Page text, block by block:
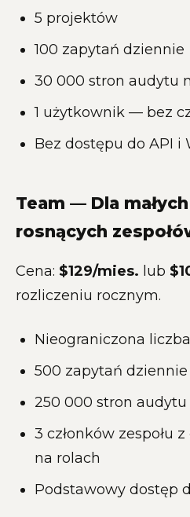
5 projektów
100 zapytań dziennie
30 000 stron audytu
1 użytkownik — bez
Bez dostępu do API i
Team — Dla
rosnących
Cena: $129/mies. lub
rozliczeniu rocznym.
Nieograniczona
500 zapytań dziennie
250 000 stron
3 członków zespołu
na rolach
Podstawowy dostęp